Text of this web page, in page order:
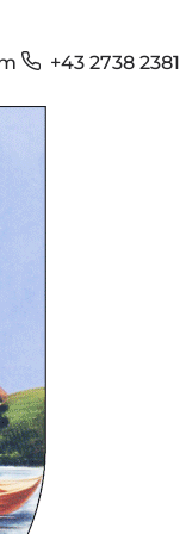
+43 2738 2381